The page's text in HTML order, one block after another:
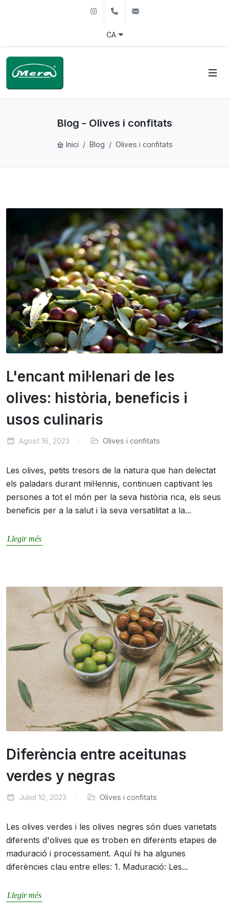
Instagram+34972244490
CA
Blog - Olives i confitats
Inici Blog Olives i confitats
L'encant mil·lenari de les
olives: història, beneficis i
usos culinaris
Agost 16, 2023 Olives i confitats
Les olives, petits tresors de la natura que han delectat
els paladars durant mil·lennis, continuen captivant les
persones a tot el món per la seva història rica, els seus
beneficis per a la salut i la seva versatilitat a la...
Llegir més
Diferència entre aceitunas
verdes y negras
Juliol 10, 2023 Olives i confitats
Les olives verdes i les olives negres són dues varietats
diferents d'olives que es troben en diferents etapes de
maduració i processament. Aquí hi ha algunes
diferències clau entre elles: 1. Maduració: Les...
Llegir més